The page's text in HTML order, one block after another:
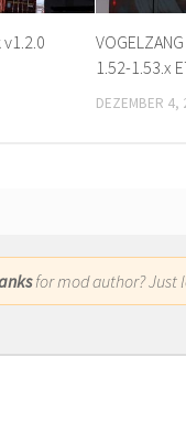
1.52-1.53.x
DEZEMBER 4,
for mod author? Just